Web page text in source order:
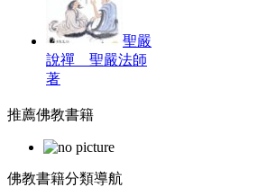
聖嚴
說禪 聖嚴法師
著
推薦佛教書籍
佛教書籍分類導航